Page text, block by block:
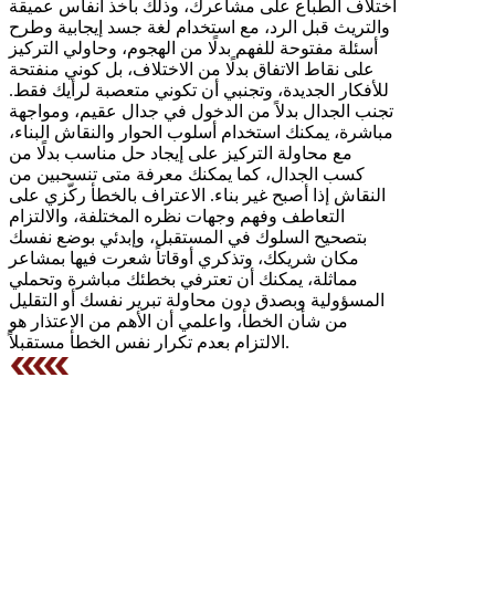
اختلاف الطباع على مشاعرك، وذلك بأخذ أنفاس عميقة
والتريث قبل الرد، مع استخدام لغة جسد إيجابية وطرح
أسئلة مفتوحة للفهم بدلًا من الهجوم، وحاولي التركيز
على نقاط الاتفاق بدلًا من الاختلاف، بل كوني منفتحة
للأفكار الجديدة، وتجنبي أن تكوني متعصبة لرأيك فقط.
تجنب الجدال بدلاً من الدخول في جدال عقيم، ومواجهة
مباشرة، يمكنك استخدام أسلوب الحوار والنقاش البناء،
مع محاولة التركيز على إيجاد حل مناسب بدلًا من
كسب الجدال، كما يمكنك معرفة متى تنسحبين من
النقاش إذا أصبح غير بناء. الاعتراف بالخطأ ركّزي على
التعاطف وفهم وجهات نظره المختلفة، والالتزام
بتصحيح السلوك في المستقبل، وإبدئي بوضع نفسك
مكان شريكك، وتذكري أوقاتاً شعرت فيها بمشاعر
مماثلة، يمكنك أن تعترفي بخطئك مباشرة وتحملي
المسؤولية وبصدق دون محاولة تبرير نفسك أو التقليل
من شأن الخطأ، واعلمي أن الأهم من الاعتذار هو
الالتزام بعدم تكرار نفس الخطأ مستقبلاً.